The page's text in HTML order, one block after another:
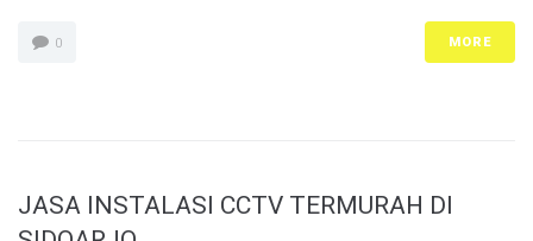
0 MORE
JASA INSTALASI CCTV TERMURAH DI